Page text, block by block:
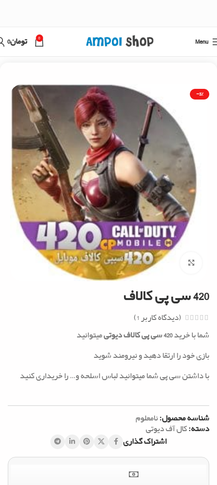
Menu
0 تومان0
-3%
Click to enlarge
420 سی پی کالاف
(دیدگاه کاربر1
)
شما با خرید420 سی پی کالاف دیوتی
میتوانید
بازی خود را ارتقا دهید و نیرومند شوید
با داشتن سی پی شما میتوانید لباس اسلحه و… را خریداری کنید
شناسه محصول:نامعلوم
دسته:کال آف دیوتی
اشتراک گذاری